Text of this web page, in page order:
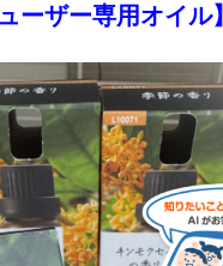
ーザー専用オイル】